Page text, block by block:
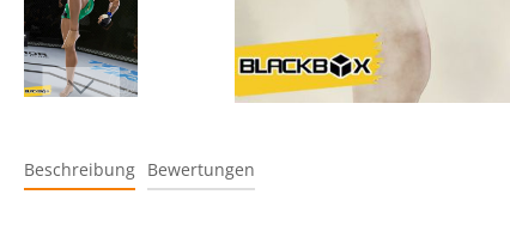
Beschreibung Bewertungen